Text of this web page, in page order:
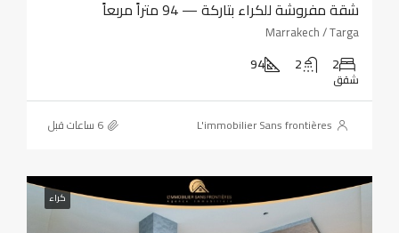
شقة مفروشة للكراء بتاركة — 94 متراً مربعاً
Marrakech / Targa
2
2
94
شقق
L'immobilier Sans frontières
كراء